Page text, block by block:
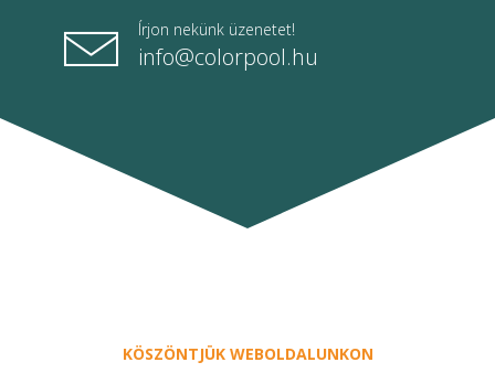
Írjon nekünk üzenetet!
info@colorpool.hu
KÖSZÖNTJÜK WEBOLDALUNKON